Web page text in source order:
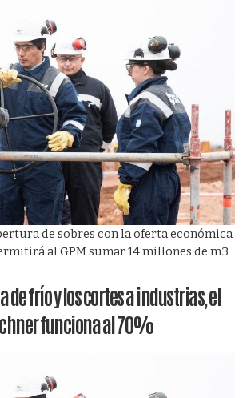
de sobres con la oferta económica
al GPM sumar 14 millones de m3
de frío y los cortes a industrias, el
funciona al 70%